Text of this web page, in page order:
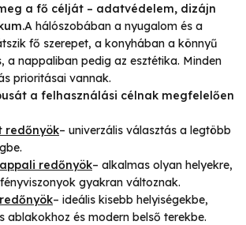
a fő célját – adatvédelem, dizájn
A hálószobában a nyugalom és a
fő szerepet, a konyhában a könnyű
a nappaliban pedig az esztétika. Minden
prioritásai vannak.
a felhasználási célnak megfelelően
redőnyök– univerzális választás a legtöbb
redőnyök– alkalmas olyan helyekre,
gyakran változnak.
– ideális kisebb helyiségekbe,
ablakokhoz és modern belső terekbe.